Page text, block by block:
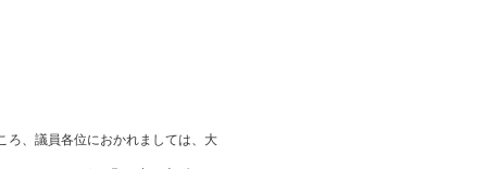
ろ、議員各位におかれましては、大